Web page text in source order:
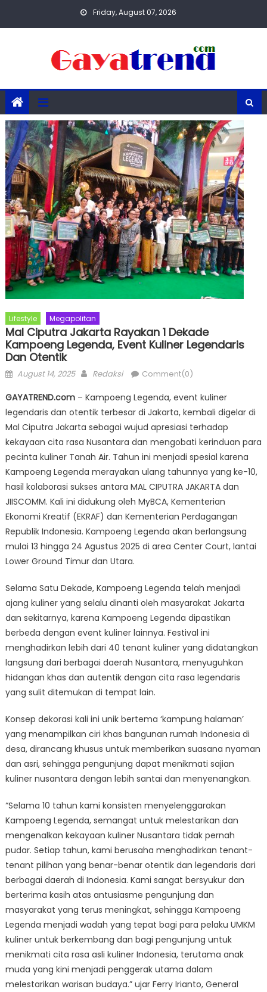
Friday, August 07, 2026
Lifestyle Megapolitan
Mal Ciputra Jakarta Rayakan 1 Dekade
Kampoeng Legenda, Event Kuliner Legendaris
Dan Otentik
Posted
August 14, 2025 Author
Redaksi Comment(0)
GAYATREND.com– Kampoeng Legenda, event kuliner
legendaris dan otentik terbesar di Jakarta, kembali digelar di
Mal Ciputra Jakarta sebagai wujud apresiasi terhadap
kekayaan cita rasa Nusantara dan mengobati kerinduan para
pecinta kuliner Tanah Air. Tahun ini menjadi spesial karena
Kampoeng Legenda merayakan ulang tahunnya yang ke-10,
hasil kolaborasi sukses antara MAL CIPUTRA JAKARTA dan
JIISCOMM. Kali ini didukung oleh MyBCA, Kementerian
Ekonomi Kreatif (EKRAF) dan Kementerian Perdagangan
Republik Indonesia. Kampoeng Legenda akan berlangsung
mulai 13 hingga 24 Agustus 2025 di area Center Court, lantai
Lower Ground Timur dan Utara.
Selama Satu Dekade, Kampoeng Legenda telah menjadi
ajang kuliner yang selalu dinanti oleh masyarakat Jakarta
dan sekitarnya, karena Kampoeng Legenda dipastikan
berbeda dengan event kuliner lainnya. Festival ini
menghadirkan lebih dari 40 tenant kuliner yang didatangkan
langsung dari berbagai daerah Nusantara, menyuguhkan
hidangan khas dan autentik dengan cita rasa legendaris
yang sulit ditemukan di tempat lain.
Konsep dekorasi kali ini unik bertema ‘kampung halaman’
yang menampilkan ciri khas bangunan rumah Indonesia di
desa, dirancang khusus untuk memberikan suasana nyaman
dan asri, sehingga pengunjung dapat menikmati sajian
kuliner nusantara dengan lebih santai dan menyenangkan.
“Selama 10 tahun kami konsisten menyelenggarakan
Kampoeng Legenda, semangat untuk melestarikan dan
mengenalkan kekayaan kuliner Nusantara tidak pernah
pudar. Setiap tahun, kami berusaha menghadirkan tenant-
tenant pilihan yang benar-benar otentik dan legendaris dari
berbagai daerah di Indonesia. Kami sangat bersyukur dan
berterima kasih atas antusiasme pengunjung dan
masyarakat yang terus meningkat, sehingga Kampoeng
Legenda menjadi wadah yang tepat bagi para pelaku UMKM
kuliner untuk berkembang dan bagi pengunjung untuk
menikmati cita rasa asli kuliner Indonesia, terutama anak
muda yang kini menjadi penggerak utama dalam
melestarikan warisan budaya.” ujar Ferry Irianto, General